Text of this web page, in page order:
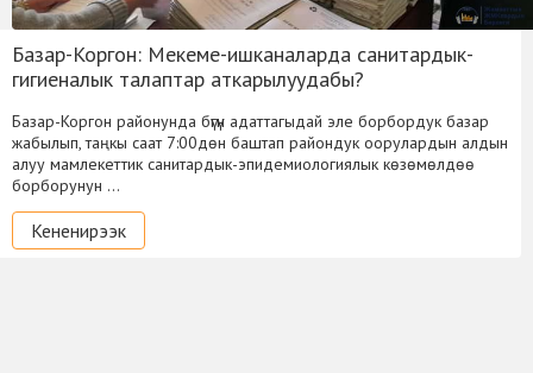
Базар-Коргон: Мекеме-ишканаларда санитардык-
гигиеналык талаптар аткарылуудабы?
Базар-Коргон районунда бүгүн адаттагыдай эле борбордук базар
жабылып, таңкы саат 7:00дөн баштап райондук оорулардын алдын
алуу мамлекеттик санитардык-эпидемиологиялык көзөмөлдөө
борборунун …
Кененирээк